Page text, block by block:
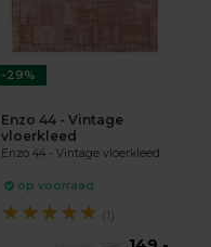
-29%
Enzo 44 - Vintage
vloerkleed
Enzo 44 - Vintage vloerkleed
op voorraad
★★★★★ (1)